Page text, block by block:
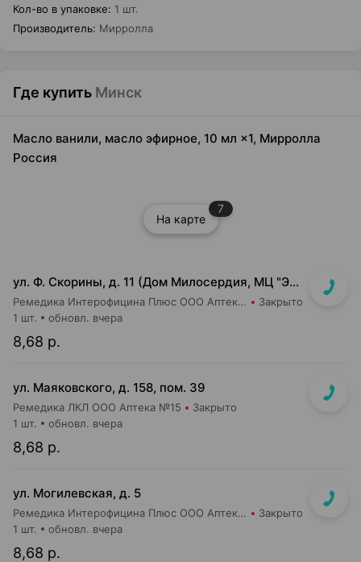
Кол-во в упаковке: 1 шт.
Производитель: Мирролла
Где купить Минск
Масло ванили, масло эфирное, 10 мл ×1, Мирролла
Россия
На карте
7
ул. Ф. Скорины, д. 11 (Дом Милосердия, МЦ "Элеос")
Ремедика Интерофицина Плюс ООО Аптека №14 Закрыто
8,68 р.
1 шт. обновл. вчера
ул. Маяковского, д. 158, пом. 39
Ремедика ЛКЛ ООО Аптека №15 Закрыто
8,68 р.
1 шт. обновл. вчера
ул. Могилевская, д. 5
Ремедика Интерофицина Плюс ООО Аптека №4 Закрыто
8,68 р.
1 шт. обновл. вчера